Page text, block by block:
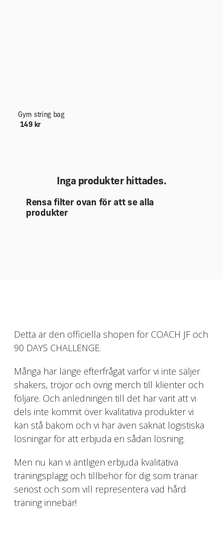
Gym string bag
149 kr
Inga produkter hittades.
Rensa filter ovan för att se alla
produkter
Detta är den officiella shopen för COACH JF och
90 DAYS CHALLENGE.
Många har länge efterfrågat varför vi inte säljer
shakers, tröjor och övrig merch till klienter och
följare. Och anledningen till det har varit att vi
dels inte kommit över kvalitativa produkter vi
kan stå bakom och vi har även saknat logistiska
lösningar för att erbjuda en sådan lösning.
Men nu kan vi äntligen erbjuda kvalitativa
träningsplagg och tillbehör för dig som tränar
seriöst och som vill representera vad hård
träning innebär!